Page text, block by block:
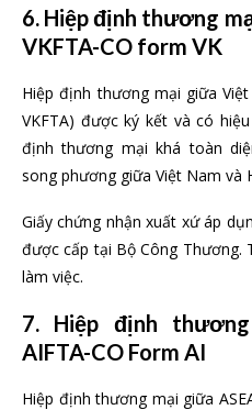
6. Hiệp định thương
VKFTA-CO form VK
Hiệp định thương mại giữa
VKFTA) được ký kết và có
định thương mại khá toàn
song phương giữa Việt Nam và
Giấy chứng nhận xuất xứ áp
được cấp tại Bộ Công Thương.
làm việc.
7. Hiệp định
AIFTA-CO Form AI
Hiệp định thương mại giữa